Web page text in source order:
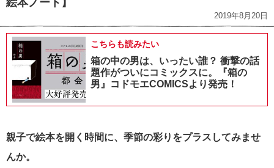
2019年8月20日
こちらも読みたい
箱の中の男は、いったい誰？ 衝撃の話
題作がついにコミックスに。『箱の
男』コドモエCOMICSより発売！
親子で絵本を開く時間に、季節の彩りをプラスしてみませ
んか。